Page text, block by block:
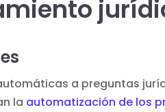
a preguntas
la automatización de los